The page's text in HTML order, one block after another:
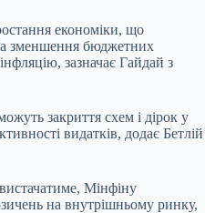
економіки, що
зменшення бюджетних
зазначає Гайдай з
закриття схем і дірок у
видатків, додає Бетлій
Мінфіну
на внутрішньому ринку,